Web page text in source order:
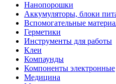
Нанопорошки
Аккумуляторы, блоки
Вспомогательные
Герметики
Инструменты для работы
Клеи
Компаунды
Компоненты электронные
Медицина